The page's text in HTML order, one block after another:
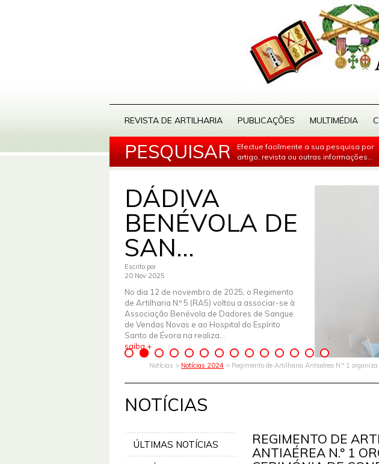
REVISTA DE ARTILHARIA PUBLICAÇÕES MULTIMÉDIA
PESQUISAR
Efectue facilmente a sua pesquisa por
artigo, revista ou outras informações...
DÁDIVA
BENÉVOLA DE
SAN...
Escrito por
20 Nov 2025
No dia 12 de novembro de 2025, o Regimento
de Artilharia N.º 5 (RA5) voltou a associar-se à
Associação Benévola de Dadores de Sangue
de Vendas Novas e ao Hospital do Espírito
Santo de Évora na realiza...
saiba +
Notícias > Notícias 2024 > Regimento de Artilharia Antiaérea N.º 1
NOTÍCIAS
ÚLTIMAS NOTÍCIAS
REGIMENTO DE
ANTIAÉREA N.º 1